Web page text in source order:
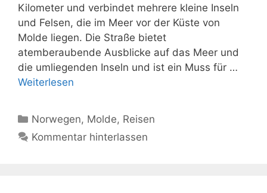
Kilometer und verbindet mehrere kleine Inseln
und Felsen, die im Meer vor der Küste von
Molde liegen. Die Straße bietet
atemberaubende Ausblicke auf das Meer und
die umliegenden Inseln und ist ein Muss für …
Weiterlesen
Kategorien
Norwegen, Molde, Reisen
Kommentar hinterlassen